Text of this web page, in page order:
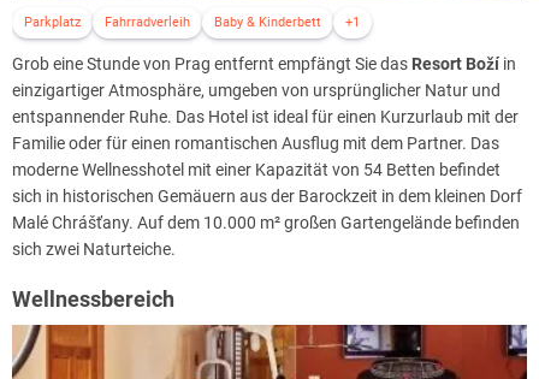
Parkplatz Fahrradverleih Baby & Kinderbett +1
Grob eine Stunde von Prag entfernt empfängt Sie das Resort Boží in
einzigartiger Atmosphäre, umgeben von ursprünglicher Natur und
entspannender Ruhe. Das Hotel ist ideal für einen Kurzurlaub mit der
Familie oder für einen romantischen Ausflug mit dem Partner. Das
moderne Wellnesshotel mit einer Kapazität von 54 Betten befindet
sich in historischen Gemäuern aus der Barockzeit in dem kleinen Dorf
Malé Chrášťany. Auf dem 10.000 m² großen Gartengelände befinden
sich zwei Naturteiche.
Wellnessbereich